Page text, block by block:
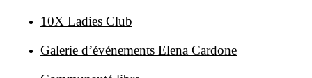
10X Ladies Club
Galerie d’événements Elena Cardone